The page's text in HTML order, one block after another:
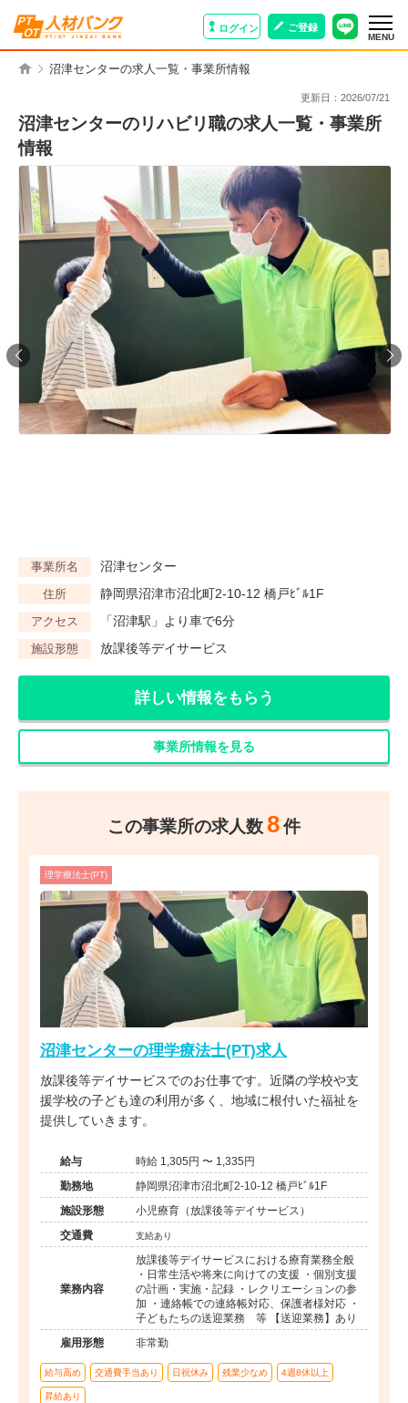
ログイン ご登録
MENU
沼津センターの求人一覧・事業所情報
更新日： 2026/07/21
沼津センターのリハビリ職の求人一覧・事業所
情報
事業所名 沼津センター
住所 静岡県沼津市沼北町2-10-12 橋戸ﾋﾞﾙ1F
アクセス 「沼津駅」より車で6分
施設形態 放課後等デイサービス
詳しい情報をもらう
事業所情報を見る
この事業所の求人数8件
理学療法士(PT)
沼津センターの理学療法士(PT)求人
放課後等デイサービスでのお仕事です。近隣の学校や支
援学校の子ども達の利用が多く、地域に根付いた福祉を
提供していきます。
給与
時給 1,305円 〜 1,335円
勤務地
静岡県沼津市沼北町2-10-12 橋戸ﾋﾞﾙ1F
施設形態
小児療育（放課後等デイサービス）
交通費
支給あり
業務内容
放課後等デイサービスにおける療育業務全般
・日常生活や将来に向けての支援 ・個別支援
の計画・実施・記録 ・レクリエーションの参
加 ・連絡帳での連絡帳対応、保護者様対応 ・
子どもたちの送迎業務 等 【送迎業務】あり
雇用形態
非常勤
給与高め 交通費手当あり 日祝休み 残業少なめ 4週8休以上
昇給あり